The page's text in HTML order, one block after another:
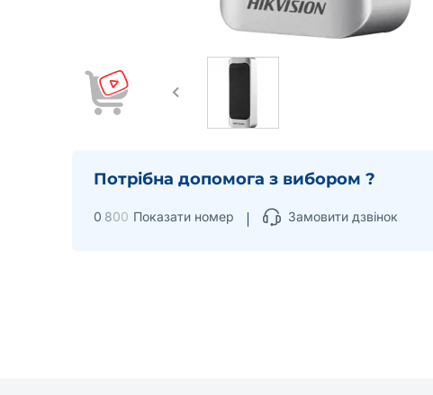
Потрібна допомога з вибором ?
0 800 Показати номер Замовити дзвінок